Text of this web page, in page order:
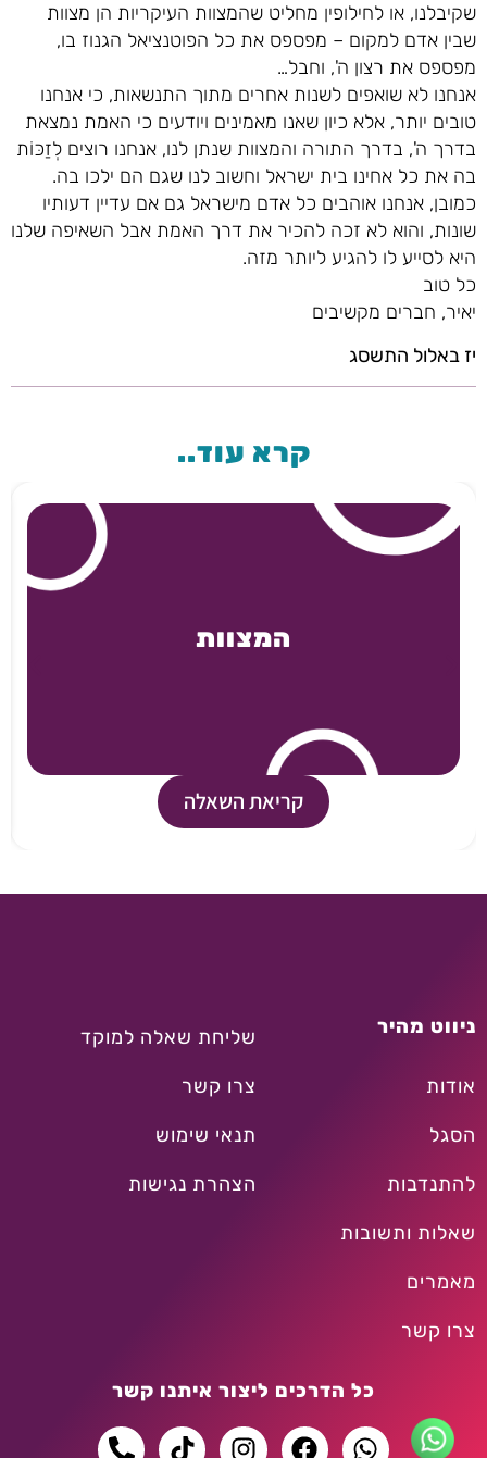
שקיבלנו, או לחילופין מחליט שהמצוות העיקריות הן מצוות
שבין אדם למקום – מפספס את כל הפוטנציאל הגנוז בו,
מפספס את רצון ה', וחבל…
אנחנו לא שואפים לשנות אחרים מתוך התנשאות, כי אנחנו
טובים יותר, אלא כיון שאנו מאמינים ויודעים כי האמת נמצאת
בדרך ה', בדרך התורה והמצוות שנתן לנו, אנחנו רוצים לְזַכּוֹת
בה את כל אחינו בית ישראל וחשוב לנו שגם הם ילכו בה.
כמובן, אנחנו אוהבים כל אדם מישראל גם אם עדיין דעותיו
שונות, והוא לא זכה להכיר את דרך האמת אבל השאיפה שלנו
היא לסייע לו להגיע ליותר מזה.
כל טוב
יאיר, חברים מקשיבים
יז באלול התשסג
קרא עוד..
המצוות
קריאת השאלה
ניווט מהיר
אודות
הסגל
להתנדבות
שאלות ותשובות
מאמרים
צרו קשר
שליחת שאלה למוקד
צרו קשר
תנאי שימוש
הצהרת נגישות
כל הדרכים ליצור איתנו קשר